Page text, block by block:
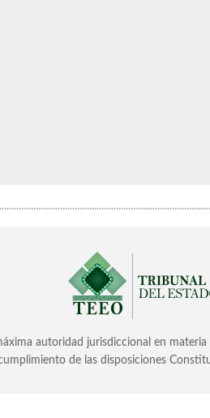
autoridad jurisdiccional en
de las disposiciones